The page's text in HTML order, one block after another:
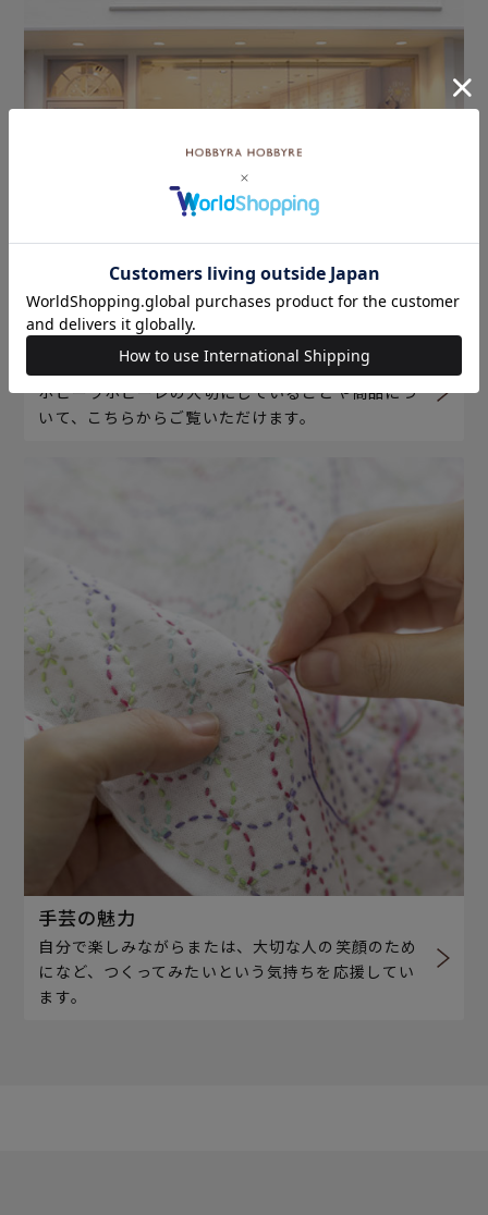
ホビーラホビーレについて
ホビーラホビーレの大切にしていることや商品につ
いて、こちらからご覧いただけます。
手芸の魅力
自分で楽しみながらまたは、大切な人の笑顔のため
になど、つくってみたいという気持ちを応援してい
ます。